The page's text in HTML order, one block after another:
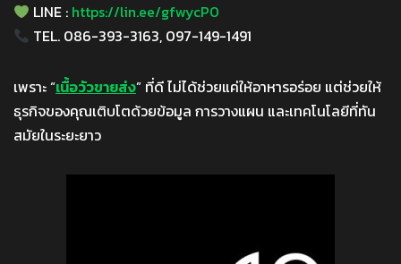
LINE : https://lin.ee/gfwycP0
TEL. 086-393-3163, 097-149-1491
เพราะ “เนื้อวัวขายส่ง” ที่ดี ไม่ได้ช่วยแค่ให้อาหารอร่อย แต่ช่วยให้
ธุรกิจของคุณเติบโตด้วยข้อมูล การวางแผน และเทคโนโลยีที่ทัน
สมัยในระยะยาว